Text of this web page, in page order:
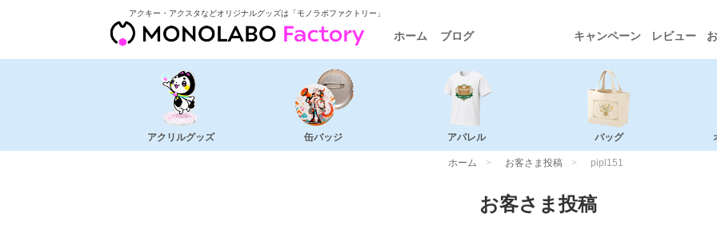
アクキー・アクスタなどオリジナルグッズは「モノラボファクトリー」
ホーム ブログ キャンペーン レビュー
アクリルグッズ 缶バッジ アパレル バッグ
ホーム お客さま投稿 pipl151
お客さま投稿